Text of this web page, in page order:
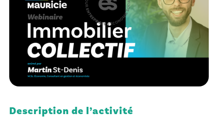
Description de l’activité